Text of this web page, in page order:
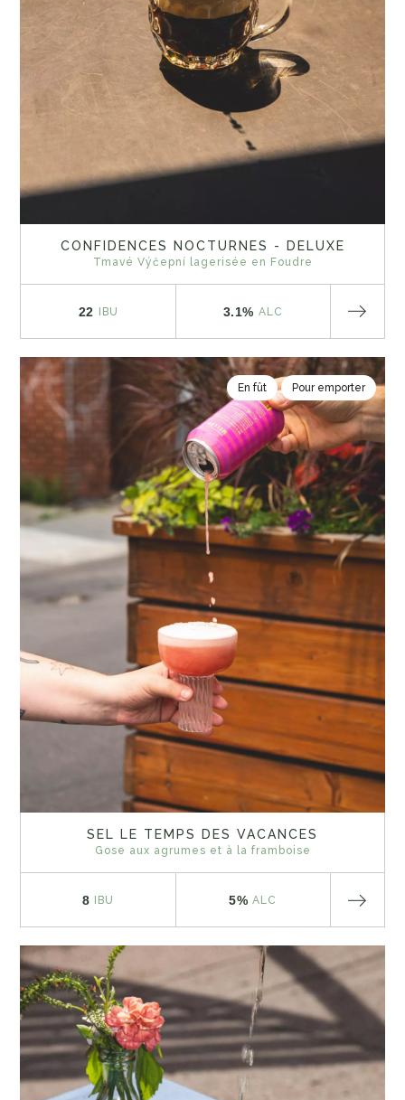
CONFIDENCES NOCTURNES - DELUXE
Tmavé Výčepní lagerisée en Foudre
22 IBU 3.1% ALC
En fût Pour emporter
SEL LE TEMPS DES VACANCES
Gose aux agrumes et à la framboise
8 IBU 5% ALC